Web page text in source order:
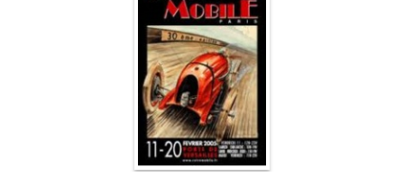
Notre local
La Boutique
Les pièces
La Revue
Les salons
La traction
La Traction des
membres